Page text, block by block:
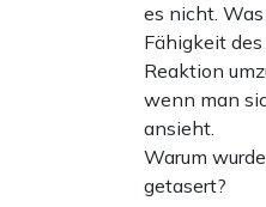
es nicht.
Fähigkeit
Reaktion
wenn man
ansieht.
Warum
getasert?